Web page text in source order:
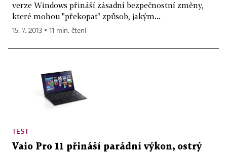
verze Windows přináší zásadní bezpečnostní změny,
které mohou "překopat" způsob, jakým...
15. 7. 2013 ▪ 11 min. čtení
TEST
Vaio Pro 11 přináší parádní výkon, ostrý